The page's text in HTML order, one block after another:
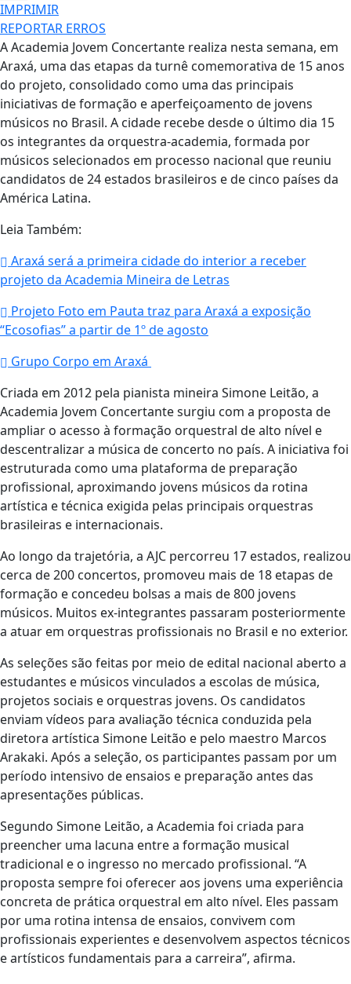
IMPRIMIR
REPORTAR ERROS
A Academia Jovem Concertante realiza nesta semana, em
Araxá, uma das etapas da turnê comemorativa de 15 anos
do projeto, consolidado como uma das principais
iniciativas de formação e aperfeiçoamento de jovens
músicos no Brasil. A cidade recebe desde o último dia 15
os integrantes da orquestra-academia, formada por
músicos selecionados em processo nacional que reuniu
candidatos de 24 estados brasileiros e de cinco países da
América Latina.
Leia Também:
Araxá será a primeira cidade do interior a receber
projeto da Academia Mineira de Letras
Projeto Foto em Pauta traz para Araxá a exposição
“Ecosofias” a partir de 1º de agosto
Grupo Corpo em Araxá
Criada em 2012 pela pianista mineira Simone Leitão, a
Academia Jovem Concertante surgiu com a proposta de
ampliar o acesso à formação orquestral de alto nível e
descentralizar a música de concerto no país. A iniciativa foi
estruturada como uma plataforma de preparação
profissional, aproximando jovens músicos da rotina
artística e técnica exigida pelas principais orquestras
brasileiras e internacionais.
Ao longo da trajetória, a AJC percorreu 17 estados, realizou
cerca de 200 concertos, promoveu mais de 18 etapas de
formação e concedeu bolsas a mais de 800 jovens
músicos. Muitos ex-integrantes passaram posteriormente
a atuar em orquestras profissionais no Brasil e no exterior.
As seleções são feitas por meio de edital nacional aberto a
estudantes e músicos vinculados a escolas de música,
projetos sociais e orquestras jovens. Os candidatos
enviam vídeos para avaliação técnica conduzida pela
diretora artística Simone Leitão e pelo maestro Marcos
Arakaki. Após a seleção, os participantes passam por um
período intensivo de ensaios e preparação antes das
apresentações públicas.
Segundo Simone Leitão, a Academia foi criada para
preencher uma lacuna entre a formação musical
tradicional e o ingresso no mercado profissional. “A
proposta sempre foi oferecer aos jovens uma experiência
concreta de prática orquestral em alto nível. Eles passam
por uma rotina intensa de ensaios, convivem com
profissionais experientes e desenvolvem aspectos técnicos
e artísticos fundamentais para a carreira”, afirma.